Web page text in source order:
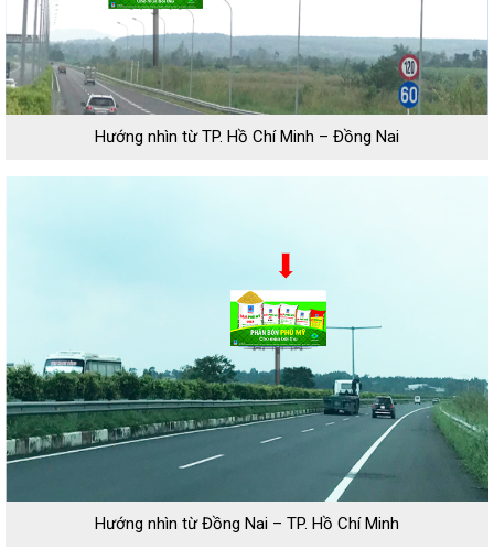
Hướng nhìn từ TP. Hồ Chí Minh – Đồng Nai
Hướng nhìn từ Đồng Nai – TP. Hồ Chí Minh